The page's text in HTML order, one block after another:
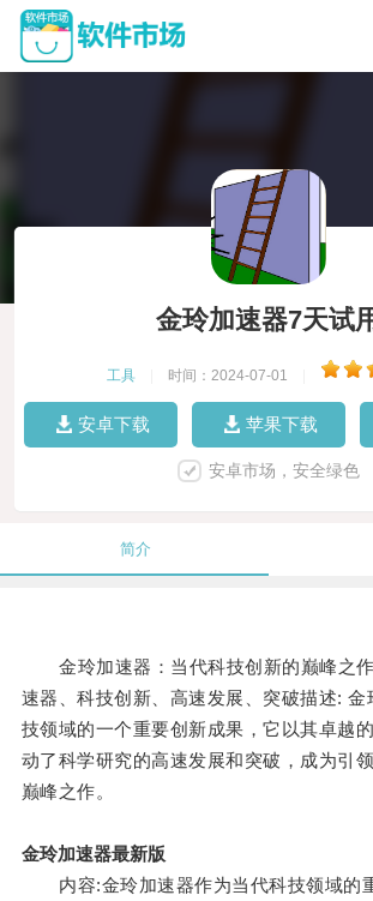
金玲加速器7天试
工具 时间：2024-07-01
安卓下载 苹果下载
安卓市场，安全绿色
简介
金玲加速器：当代科技创新的巅峰之作
速器、科技创新、高速发展、突破描述: 金
技领域的一个重要创新成果，它以其卓越
动了科学研究的高速发展和突破，成为引
巅峰之作。
金玲加速器最新版
内容:金玲加速器作为当代科技领域的